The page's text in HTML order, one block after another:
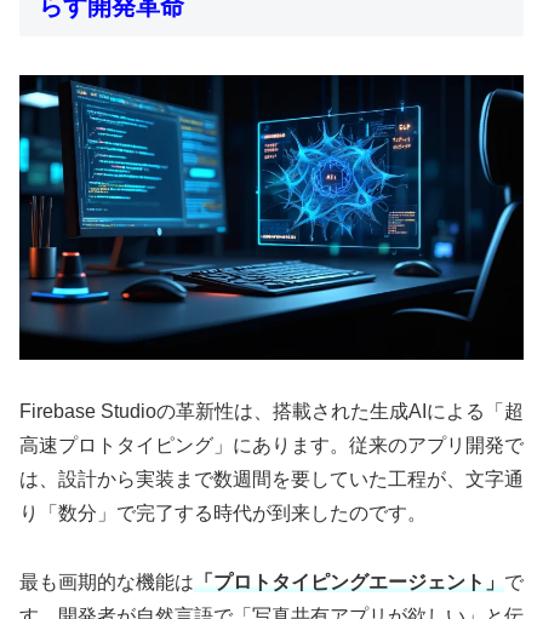
らす開発革命
Firebase Studioの革新性は、搭載された生成AIによる「超
高速プロトタイピング」にあります。従来のアプリ開発で
は、設計から実装まで数週間を要していた工程が、文字通
り「数分」で完了する時代が到来したのです。
最も画期的な機能は 「プロトタイピングエージェント」 で